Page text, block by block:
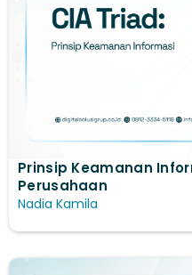
Prinsip Keamanan
Perusahaan
Nadia Kamila